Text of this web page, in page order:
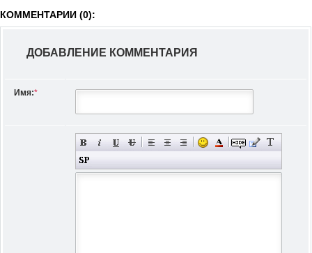
КОММЕНТАРИИ (0):
ДОБАВЛЕНИЕ КОММЕНТАРИЯ
Имя:*